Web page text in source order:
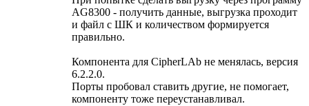
AG8300 - получить данные, выгрузка проходит
и файл с ШК и количеством формируется
правильно.
Компонента для CipherLAb не менялась, версия
6.2.2.0.
Порты пробовал ставить другие, не помогает,
компоненту тоже переустанавливал.